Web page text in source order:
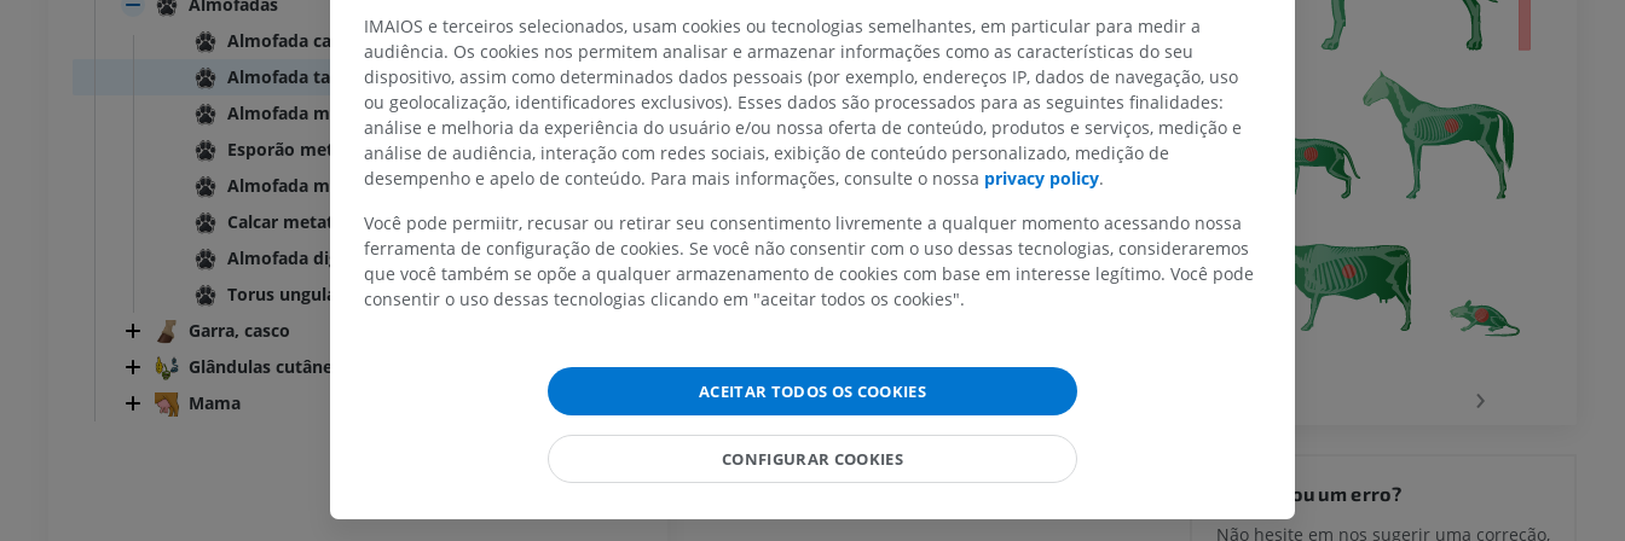
Almofada carpal
Almofada tarsiana
Almofada metacarpiana
Esporão metacárpico
Almofada metatarsiana
Calcar metatarseum
Almofada digital
Torus ungulae
Garra, casco
Glândulas cutâneas
Mama
GRÁTIS
Cavalo - carpo
TC
PREMIUM
Ilustrações
PREMIUM
PREMIUM
Horse - Finger and Hoof
PREMIUM
›
Encontrou um erro?
Não hesite em nos sugerir uma correção,
IMAIOS e terceiros selecionados, usam cookies ou tecnologias semelhantes, em particular para medir a
audiência. Os cookies nos permitem analisar e armazenar informações como as características do seu
dispositivo, assim como determinados dados pessoais (por exemplo, endereços IP, dados de navegação, uso
ou geolocalização, identificadores exclusivos). Esses dados são processados para as seguintes finalidades:
análise e melhoria da experiência do usuário e/ou nossa oferta de conteúdo, produtos e serviços, medição e
análise de audiência, interação com redes sociais, exibição de conteúdo personalizado, medição de
desempenho e apelo de conteúdo. Para mais informações, consulte o nossa privacy policy.
Você pode permiitr, recusar ou retirar seu consentimento livremente a qualquer momento acessando nossa
ferramenta de configuração de cookies. Se você não consentir com o uso dessas tecnologias, consideraremos
que você também se opõe a qualquer armazenamento de cookies com base em interesse legítimo. Você pode
consentir o uso dessas tecnologias clicando em "aceitar todos os cookies".
ACEITAR TODOS OS COOKIES
CONFIGURAR COOKIES